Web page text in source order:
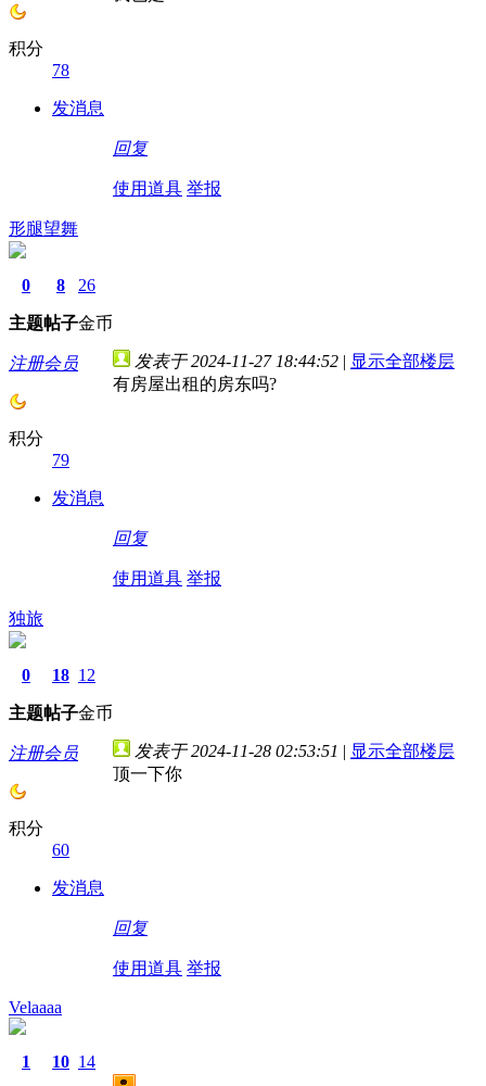
积分
78
发消息
回复
使用道具 举报
形腿望舞
0
主题
8
帖子
26
金币
注册会员
积分
79
发消息
发表于 2024-11-27 18:44:52 | 显示全部楼层
有房屋出租的房东吗?
回复
使用道具 举报
独旅
0
主题
18
帖子
12
金币
注册会员
积分
60
发消息
发表于 2024-11-28 02:53:51 | 显示全部楼层
顶一下你
回复
使用道具 举报
Velaaaa
1 10 14